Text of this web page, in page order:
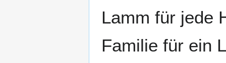
Lamm für jede
Familie für ein